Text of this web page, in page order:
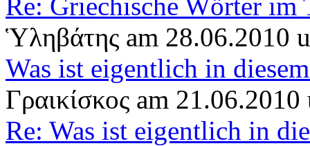
Ὑληβάτης am 28.06.2010
Was ist eigentlich in
Γραικίσκος am
Re: Was ist eigentlich in